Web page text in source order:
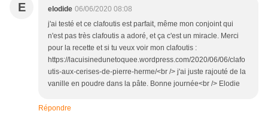
E elodide 06/06/2020 08:08
j'ai testé et ce clafoutis est parfait, même mon conjoint qui
n'est pas très clafoutis a adoré, et ça c'est un miracle. Merci
pour la recette et si tu veux voir mon clafoutis :
https://lacuisinedunetoquee.wordpress.com/2020/06/06/clafo
utis-aux-cerises-de-pierre-herme/<br /> j'ai juste rajouté de la
vanille en poudre dans la pâte. Bonne journée<br /> Elodie
Répondre